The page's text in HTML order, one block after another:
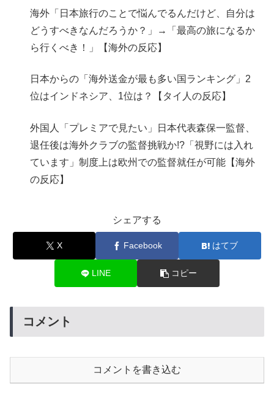
海外「日本旅行のことで悩んでるんだけど、自分は
どうすべきなんだろうか？」→「最高の旅になるか
ら行くべき！」【海外の反応】
日本からの「海外送金が最も多い国ランキング」2
位はインドネシア、1位は？【タイ人の反応】
外国人「プレミアで見たい」日本代表森保一監督、
退任後は海外クラブの監督挑戦か!?「視野には入れ
ています」制度上は欧州での監督就任が可能【海外
の反応】
シェアする
X Facebook はてブ
LINE コピー
コメント
コメントを書き込む